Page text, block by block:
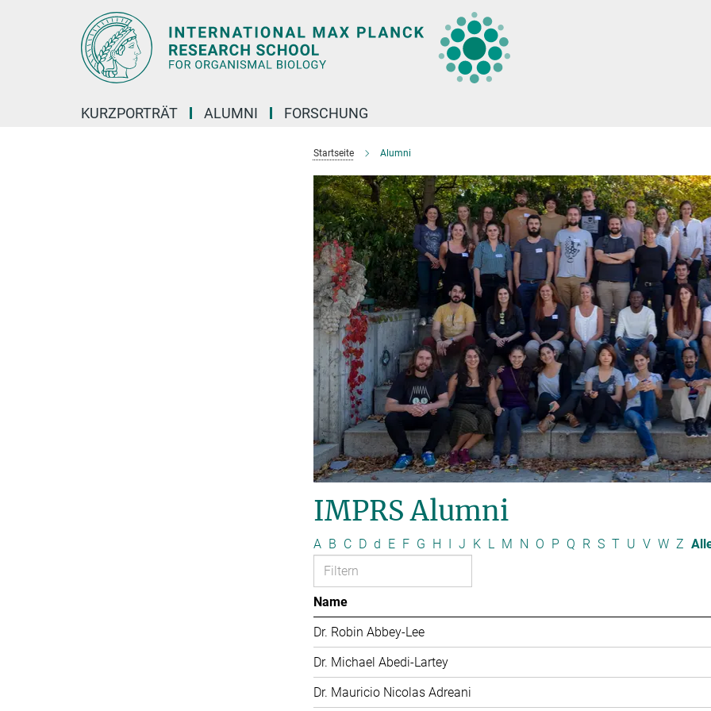
KURZPORTRÄT ALUMNI FORSCHUNG
Startseite Alumni
IMPRS Alumni
A B C D d E F G H I J K L M N O P Q R S T U V W Z
Name
Dr. Robin Abbey-Lee
Dr. Michael Abedi-Lartey
Dr. Mauricio Nicolas Adreani